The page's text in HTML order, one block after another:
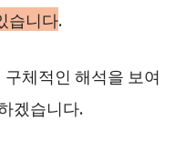
습니다.
체적인 해석을 보여
겠습니다.